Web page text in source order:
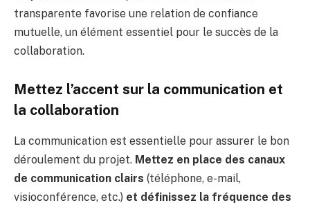
transparente favorise une relation de confiance
mutuelle, un élément essentiel pour le succès de la
collaboration.
Mettez l’accent sur la communication et
la collaboration
La communication est essentielle pour assurer le bon
déroulement du projet. Mettez en place des canaux
de communication clairs (téléphone, e-mail,
visioconférence, etc.) et définissez la fréquence des